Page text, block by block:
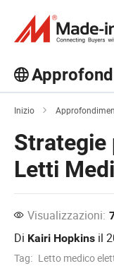
Scopri altri
Visualizza
Inizio
Strategie
Letti
Visualizzazioni:
Di Kairi Hopkins il
Tag: Letto medico